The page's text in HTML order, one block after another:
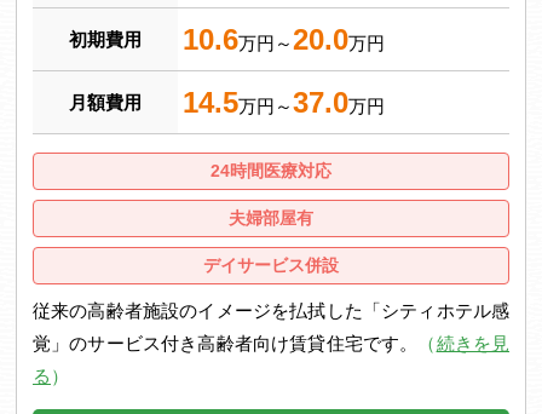
初期費用 10.6万円～20.0万円
月額費用 14.5万円～37.0万円
24時間医療対応
夫婦部屋有
デイサービス併設
従来の高齢者施設のイメージを払拭した「シティホテル感
覚」のサービス付き高齢者向け賃貸住宅です。
（続きを見
る ）